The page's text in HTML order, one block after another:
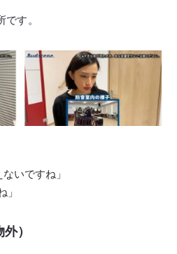
す。
いですね」
」
）